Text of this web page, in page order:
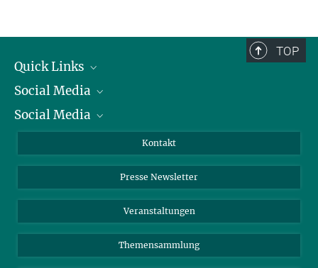
TOP
Quick Links
Präsident
Zahlen und Fakten
Meldestelle Fehlverhalten
Social Media
Bluesky
TikTok
Social Media
Instagram
YouTube
Kontakt
Presse Newsletter
Veranstaltungen
Themensammlung